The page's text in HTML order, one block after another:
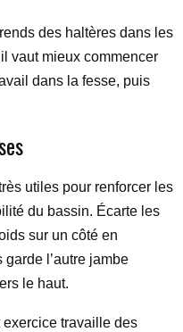
des haltères dans les
vaut mieux commencer
dans la fesse, puis
utiles pour renforcer les
du bassin. Écarte les
sur un côté en
l’autre jambe
le haut.
travaille des